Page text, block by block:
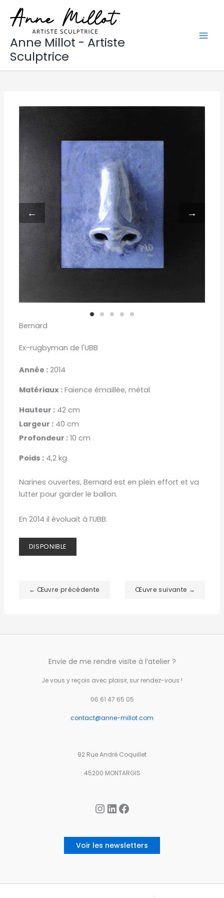
contenu
Anne Millot - Artiste
Sculptrice
← →
Bernard
Ex-rugbyman de l'UBB
Année :2014
Matériaux :Faïence émaillée, métal
Hauteur :42 cm
Largeur :40 cm
Profondeur :10 cm
Poids :4,2 kg
Narines ouvertes, Bernard est en plein effort et va
lutter pour garder le ballon.
En 2014 il évoluait à l’UBB.
DISPONIBLE
← Œuvre précédente Œuvre suivante →
Envie de me rendre visite à l’atelier ?
Je vous y reçois avec plaisir, sur rendez-vous !
06 61 47 65 05
contact@anne-millot.com
92 Rue André Coquillet
45200 MONTARGIS
Instagram
LinkedInFacebook
Voir les newsletters